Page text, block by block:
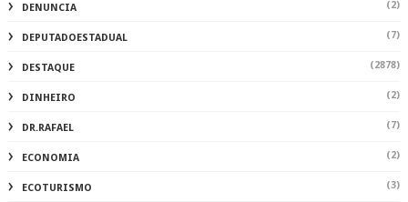
DENUNCIA (2)
DEPUTADOESTADUAL (7)
DESTAQUE (2878)
DINHEIRO (2)
DR.RAFAEL (7)
ECONOMIA (2)
ECOTURISMO (3)